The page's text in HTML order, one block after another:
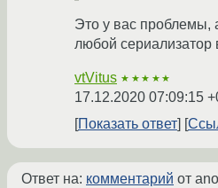
Это у вас проблемы,
любой сериализатор
vtVitus ★★★★★
17.12.2020 07:09:15
Показать ответ
Ответ на: комментарий от